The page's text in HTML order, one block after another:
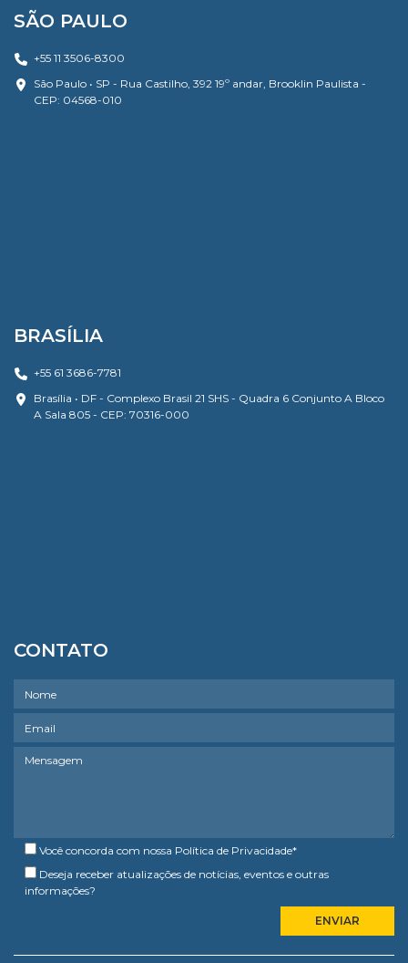
SÃO PAULO
+55 11 3506-8300
São Paulo • SP - Rua Castilho, 392 19º andar, Brooklin Paulista -
CEP: 04568-010
BRASÍLIA
+55 61 3686-7781
Brasília • DF - Complexo Brasil 21 SHS - Quadra 6 Conjunto A Bloco
A Sala 805 - CEP: 70316-000
CONTATO
Você concorda com nossa Política de Privacidade*
Deseja receber atualizações de notícias, eventos e outras
informações?